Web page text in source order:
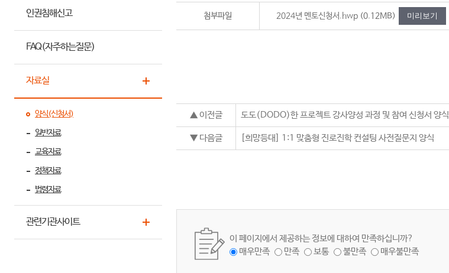
인권침해신고
FAQ(자주하는질문)
자료실
양식(신청서)
일반자료
교육자료
정책자료
법령자료
관련기관사이트
첨부파일 2024년 멘토신청서.hwp (0.12MB) 미리보기
▲ 이전글 도도(DODO)한 프로젝트 강사양성 과정 및 참여 신청서 양식
▼ 다음글 [희망등대] 1:1 맞춤형 진로진학 컨설팅 사전질문지 양식
이 페이지에서 제공하는 정보에 대하여 만족하십니까?
매우만족
만족 보통 불만족 매우불만족